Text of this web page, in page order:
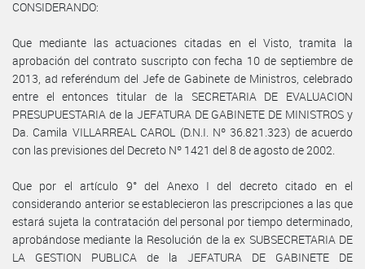
CONSIDERANDO:
Que mediante las actuaciones citadas en el Visto, tramita la
aprobación del contrato suscripto con fecha 10 de septiembre de
2013, ad referéndum del Jefe de Gabinete de Ministros, celebrado
entre el entonces titular de la SECRETARIA DE EVALUACION
PRESUPUESTARIA de la JEFATURA DE GABINETE DE MINISTROS y
Da. Camila VILLARREAL CAROL (D.N.I. Nº 36.821.323) de acuerdo
con las previsiones del Decreto Nº 1421 del 8 de agosto de 2002.
Que por el artículo 9° del Anexo I del decreto citado en el
considerando anterior se establecieron las prescripciones a las que
estará sujeta la contratación del personal por tiempo determinado,
aprobándose mediante la Resolución de la ex SUBSECRETARIA DE
LA GESTION PUBLICA de la JEFATURA DE GABINETE DE